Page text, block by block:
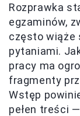
Rozprawka
egzaminów,
często wiąże
pytaniami.
pracy ma
fragmenty
Wstęp
pełen treści